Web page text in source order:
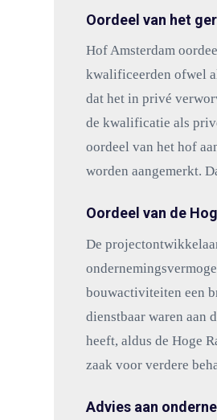
Oordeel van het
Hof Amsterdam
kwalificeerden ofwel
dat het in privé
de kwalificatie als
oordeel van het hof
worden aangemerkt.
Oordeel van de
De
bouwactiviteiten een
dienstbaar waren aan
heeft, aldus de Hoge
zaak voor verdere
Advies aan